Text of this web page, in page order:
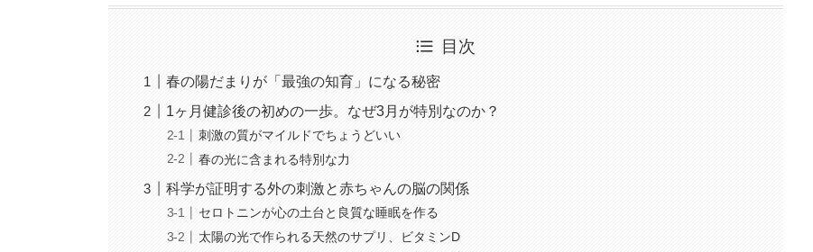
目次
春の陽だまりが「最強の知育」になる秘密
1ヶ月健診後の初めの一歩。なぜ3月が特別なのか？
刺激の質がマイルドでちょうどいい
春の光に含まれる特別な力
科学が証明する外の刺激と赤ちゃんの脳の関係
セロトニンが心の土台と良質な睡眠を作る
太陽の光で作られる天然のサプリ、ビタミンD